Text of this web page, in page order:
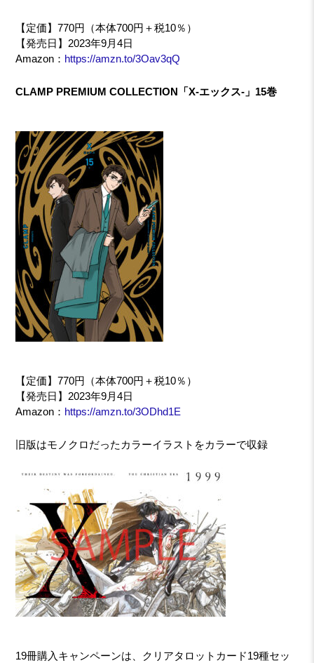
【定価】770円（本体700円＋税10％）
【発売日】2023年9月4日
Amazon： https://amzn.to/3Oav3qQ
CLAMP PREMIUM COLLECTION「X-エックス-」15巻
【定価】770円（本体700円＋税10％）
【発売日】2023年9月4日
Amazon： https://amzn.to/3ODhd1E
旧版はモノクロだったカラーイラストをカラーで収録
19冊購入キャンペーンは、クリアタロットカード19種セッ